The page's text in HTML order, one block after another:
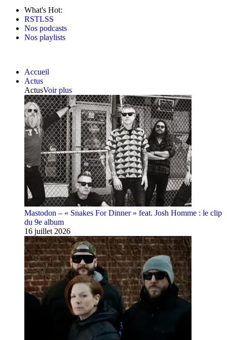
What's Hot:
RSTLSS
Nos podcasts
Nos playlists
Accueil
Actus
ActusVoir plus
Mastodon – « Snakes For Dinner » feat. Josh Homme : le clip
du 9e album
16 juillet 2026